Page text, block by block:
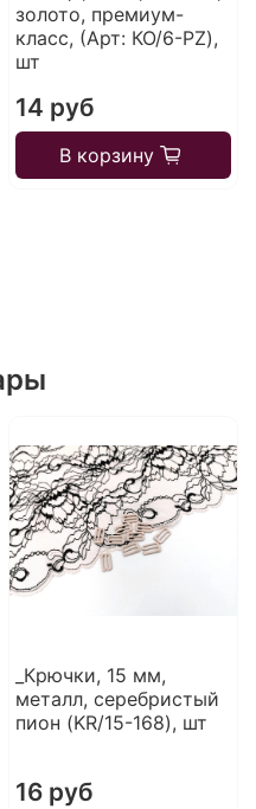
золото, премиум-
класс, (Арт: КО/6-PZ),
шт
14 руб
В корзину
_Крючки, 15 мм,
металл, серебристый
пион (KR/15-168), шт
16 руб